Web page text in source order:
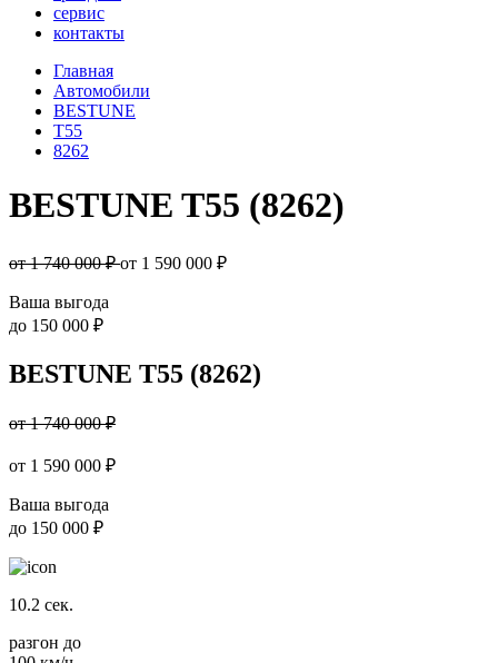
сервис
контакты
Главная
Автомобили
BESTUNE
T55
8262
BESTUNE T55 (8262)
от 1 740 000 ₽от 1 590 000 ₽
Ваша выгода
до 150 000 ₽
BESTUNE T55 (8262)
от 1 740 000 ₽
от 1 590 000 ₽
Ваша выгода
до 150 000 ₽
10.2 сек.
разгон до